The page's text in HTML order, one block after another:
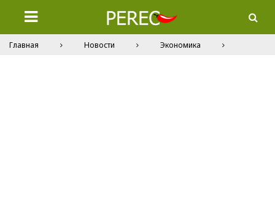
Главная Новости Экономика